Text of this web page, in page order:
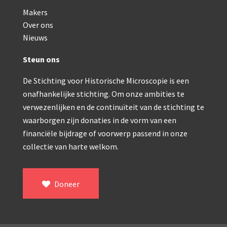
AOC, samenklapbaar (ca. 1973)
Zeiss, modern microscoop (1980-2010)
Bleeker
Busch
Leitz
LOMO/ Zenith
Rathenower Optische Werke (ROW)
Reichert
Makers
Over ons
Nieuws
Steun ons
De Stichting voor Historische Microscopie is een
onafhankelijke stichting. Om onze ambities te
verwezenlijken en de continuïteit van de stichting te
waarborgen zijn donaties in de vorm van een
financiële bijdrage of voorwerp passend in onze
collectie van harte welkom.
Doneer